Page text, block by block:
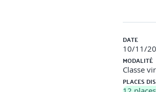
DATE
10/11/
MODALITÉ
Classe
PLACES